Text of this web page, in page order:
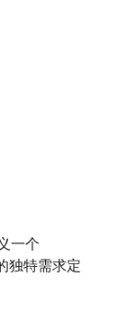
一个
独特需求定